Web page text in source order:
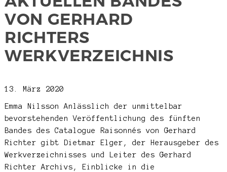
VON GERHARD
RICHTERS
WERKVERZEICHNIS
13. März 2020
Emma NilssonAnlässlich der unmittelbar
bevorstehenden Veröffentlichung des fünften
Bandes des Catalogue Raisonnés von Gerhard
Richter gibt Dietmar Elger, der Herausgeber des
Werkverzeichnisses und Leiter des Gerhard
Richter Archivs, Einblicke in die